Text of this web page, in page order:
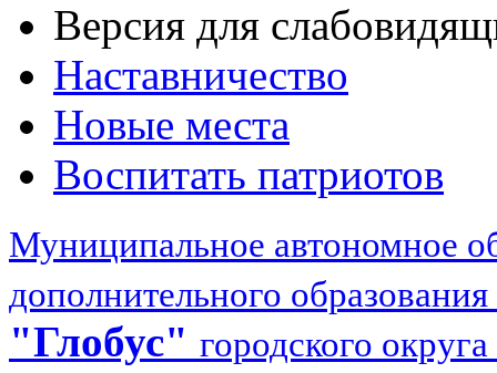
Версия для
Наставничество
Новые места
Воспитать патриотов
Муниципальное автономное
дополнительного образования
"Глобус" городского